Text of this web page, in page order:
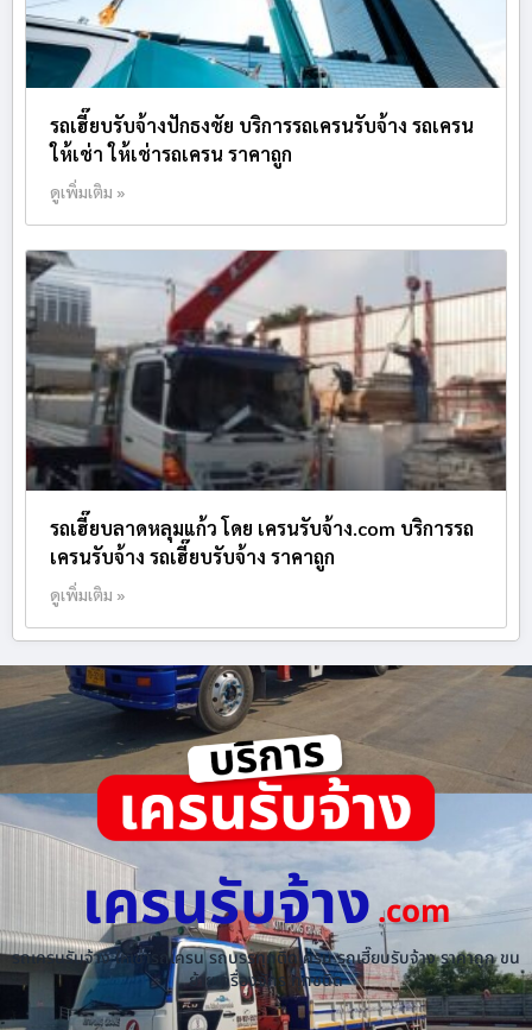
รถเฮี๊ยบรับจ้างปักธงชัย บริการรถเครนรับจ้าง รถเครน
ให้เช่า ให้เช่ารถเครน ราคาถูก
ดูเพิ่มเติม »
รถเฮี๊ยบลาดหลุมแก้ว โดย เครนรับจ้าง.com บริการรถ
เครนรับจ้าง รถเฮี๊ยบรับจ้าง ราคาถูก
ดูเพิ่มเติม »
เครนรับจ้าง.com
รถเครนรับจ้าง ให้เช่ารถเครน รถบรรทุกติดเครน รถเฮี๊ยบรับจ้าง ราคาถูก ขน
ย้ายเครื่องจักร ทุกชนิด